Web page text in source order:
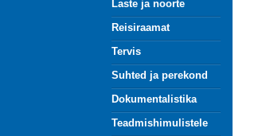
Laste ja noorte
Reisiraamat
Tervis
Suhted ja perekond
Dokumentalistika
Teadmishimulistele